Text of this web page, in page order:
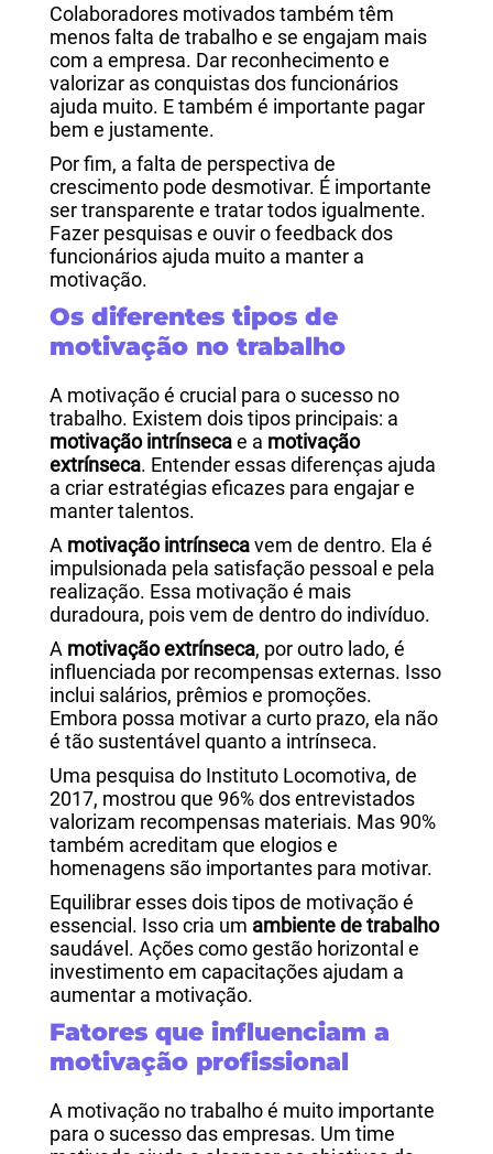
Colaboradores motivados também têm
menos falta de trabalho e se engajam mais
com a empresa. Dar reconhecimento e
valorizar as conquistas dos funcionários
ajuda muito. E também é importante pagar
bem e justamente.
Por fim, a falta de perspectiva de
crescimento pode desmotivar. É importante
ser transparente e tratar todos igualmente.
Fazer pesquisas e ouvir o feedback dos
funcionários ajuda muito a manter a
motivação.
Os diferentes tipos de
motivação no trabalho
A motivação é crucial para o sucesso no
trabalho. Existem dois tipos principais: a
motivação intrínsecae a motivação
extrínseca. Entender essas diferenças ajuda
a criar estratégias eficazes para engajar e
manter talentos.
A motivação intrínsecavem de dentro. Ela é
impulsionada pela satisfação pessoal e pela
realização. Essa motivação é mais
duradoura, pois vem de dentro do indivíduo.
A motivação extrínseca, por outro lado, é
influenciada por recompensas externas. Isso
inclui salários, prêmios e promoções.
Embora possa motivar a curto prazo, ela não
é tão sustentável quanto a intrínseca.
Uma pesquisa do Instituto Locomotiva, de
2017, mostrou que 96% dos entrevistados
valorizam recompensas materiais. Mas 90%
também acreditam que elogios e
homenagens são importantes para motivar.
Equilibrar esses dois tipos de motivação é
essencial. Isso cria um ambiente de trabalho
saudável. Ações como gestão horizontal e
investimento em capacitações ajudam a
aumentar a motivação.
Fatores que influenciam a
motivação profissional
A motivação no trabalho é muito importante
para o sucesso das empresas. Um time